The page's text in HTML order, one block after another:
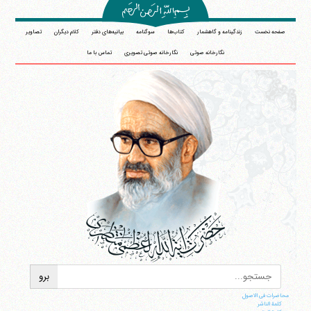
صفحه نخست زندگینامه و گاهشمار کتاب‌ها سوگنامه بیانیه‌های دفتر کلام دیگران تصاویر
نگارخانه صوتی نگارخانه صوتی تصویری تماس با ما
محاضرات فی الاصول
کلمة الناشر
آیت‌الله منتظری
وب سایت رسمی آیت‌الله منتظری